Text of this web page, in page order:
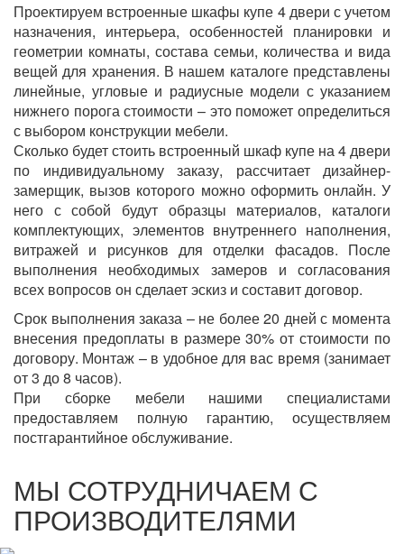
Проектируем встроенные шкафы купе 4 двери с учетом
назначения, интерьера, особенностей планировки и
геометрии комнаты, состава семьи, количества и вида
вещей для хранения. В нашем каталоге представлены
линейные, угловые и радиусные модели с указанием
нижнего порога стоимости – это поможет определиться
с выбором конструкции мебели.
Сколько будет стоить встроенный шкаф купе на 4 двери
по индивидуальному заказу, рассчитает дизайнер-
замерщик, вызов которого можно оформить онлайн. У
него с собой будут образцы материалов, каталоги
комплектующих, элементов внутреннего наполнения,
витражей и рисунков для отделки фасадов. После
выполнения необходимых замеров и согласования
всех вопросов он сделает эскиз и составит договор.
Срок выполнения заказа – не более 20 дней с момента
внесения предоплаты в размере 30% от стоимости по
договору. Монтаж – в удобное для вас время (занимает
от 3 до 8 часов).
При сборке мебели нашими специалистами
предоставляем полную гарантию, осуществляем
постгарантийное обслуживание.
МЫ СОТРУДНИЧАЕМ С
ПРОИЗВОДИТЕЛЯМИ